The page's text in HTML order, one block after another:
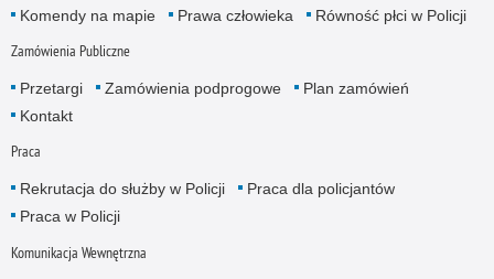
Komendy na mapie
Prawa człowieka Równość płci w Policji
Zamówienia Publiczne
Przetargi Zamówienia podprogowe
Plan zamówień
Kontakt
Praca
Rekrutacja do służby w Policji
Praca dla policjantów
Praca w Policji
Komunikacja Wewnętrzna